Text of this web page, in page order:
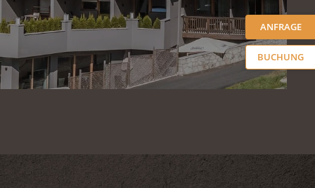
ANFRAGE
BUCHUNG